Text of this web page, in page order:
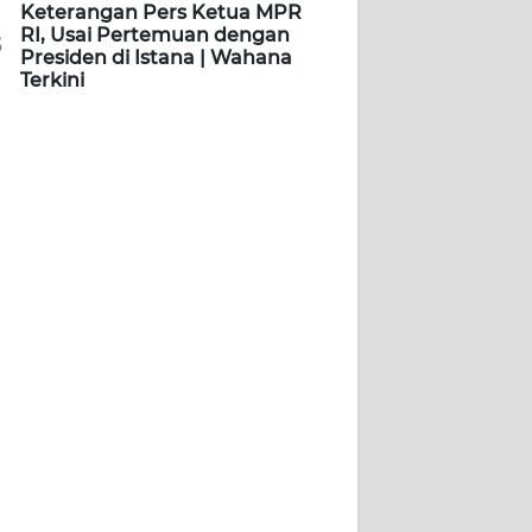
Keterangan Pers Ketua MPR
RI, Usai Pertemuan dengan
Presiden di Istana | Wahana
Terkini